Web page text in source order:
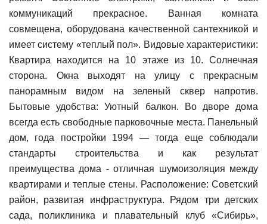
коммуникаций прекрасное. Ванная комната
совмещена, оборудована качественной сантехникой и
имеет систему «теплый пол». Видовые характеристики:
Квартира находится на 10 этаже из 10. Солнечная
сторона. Окна выходят на улицу с прекрасным
панорамным видом на зеленый сквер напротив.
Бытовые удобства: Уютный балкон. Во дворе дома
всегда есть свободные парковочные места. Панельный
дом, года постройки 1994 — тогда еще соблюдали
стандарты строительства и как результат
преимущества дома - отличная шумоизоляция между
квартирами и теплые стены. Расположение: Советский
район, развитая инфраструктура. Рядом три детских
сада, поликлиника и плавательный клуб «Сибирь»,